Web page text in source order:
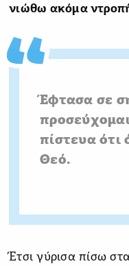
νιώθω ακόμα
Έφτασα σε
πίστευα ότι
Θεό.
Έτσι γύρισα πίσω